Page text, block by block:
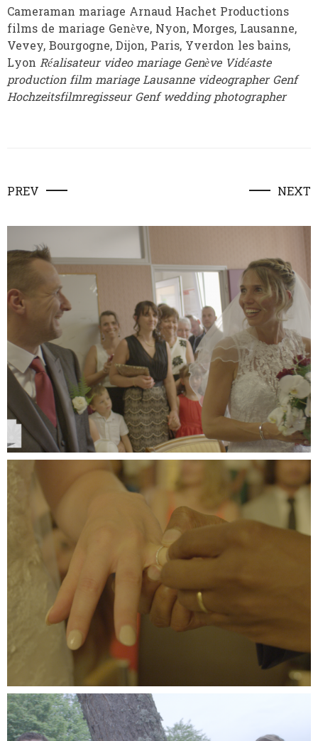
Cameraman mariage Arnaud Hachet Productions
films de mariage Genève, Nyon, Morges, Lausanne,
Vevey, Bourgogne, Dijon, Paris, Yverdon les bains,
Lyon Réalisateur video mariage Genève Vidéaste
production film mariage Lausanne videographer Genf
Hochzeitsfilmregisseur Genf wedding photographer
PREV NEXT